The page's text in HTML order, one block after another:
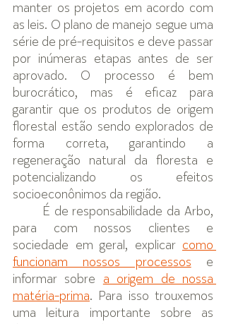
manter os projetos em acordo com
as leis. O plano de manejo segue uma
série de pré-requisitos e deve passar
por inúmeras etapas antes de ser
aprovado. O processo é bem
burocrático, mas é eficaz para
garantir que os produtos de origem
florestal estão sendo explorados de
forma correta, garantindo a
regeneração natural da floresta e
potencializando os efeitos
socioeconônimos da região.
É de responsabilidade da Arbo,
para com nossos clientes e
sociedade em geral, explicar como
funcionam nossos processos e
informar sobre a origem de nossa
matéria-prima. Para isso trouxemos
uma leitura importante sobre as